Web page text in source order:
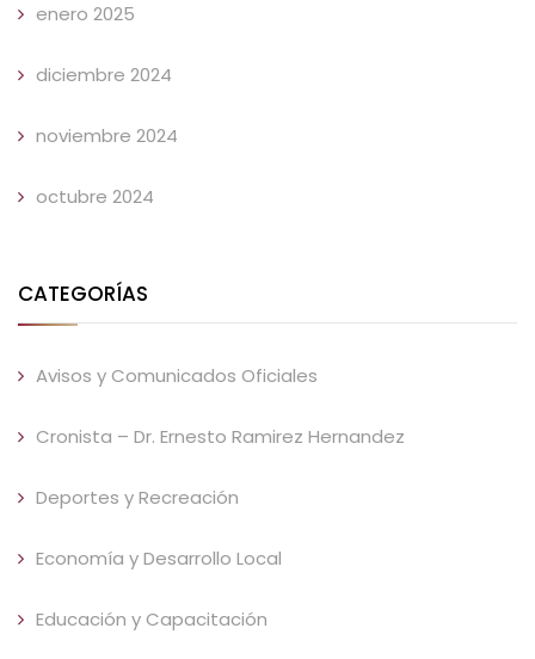
enero 2025
diciembre 2024
noviembre 2024
octubre 2024
CATEGORÍAS
Avisos y Comunicados Oficiales
Cronista – Dr. Ernesto Ramirez Hernandez
Deportes y Recreación
Economía y Desarrollo Local
Educación y Capacitación